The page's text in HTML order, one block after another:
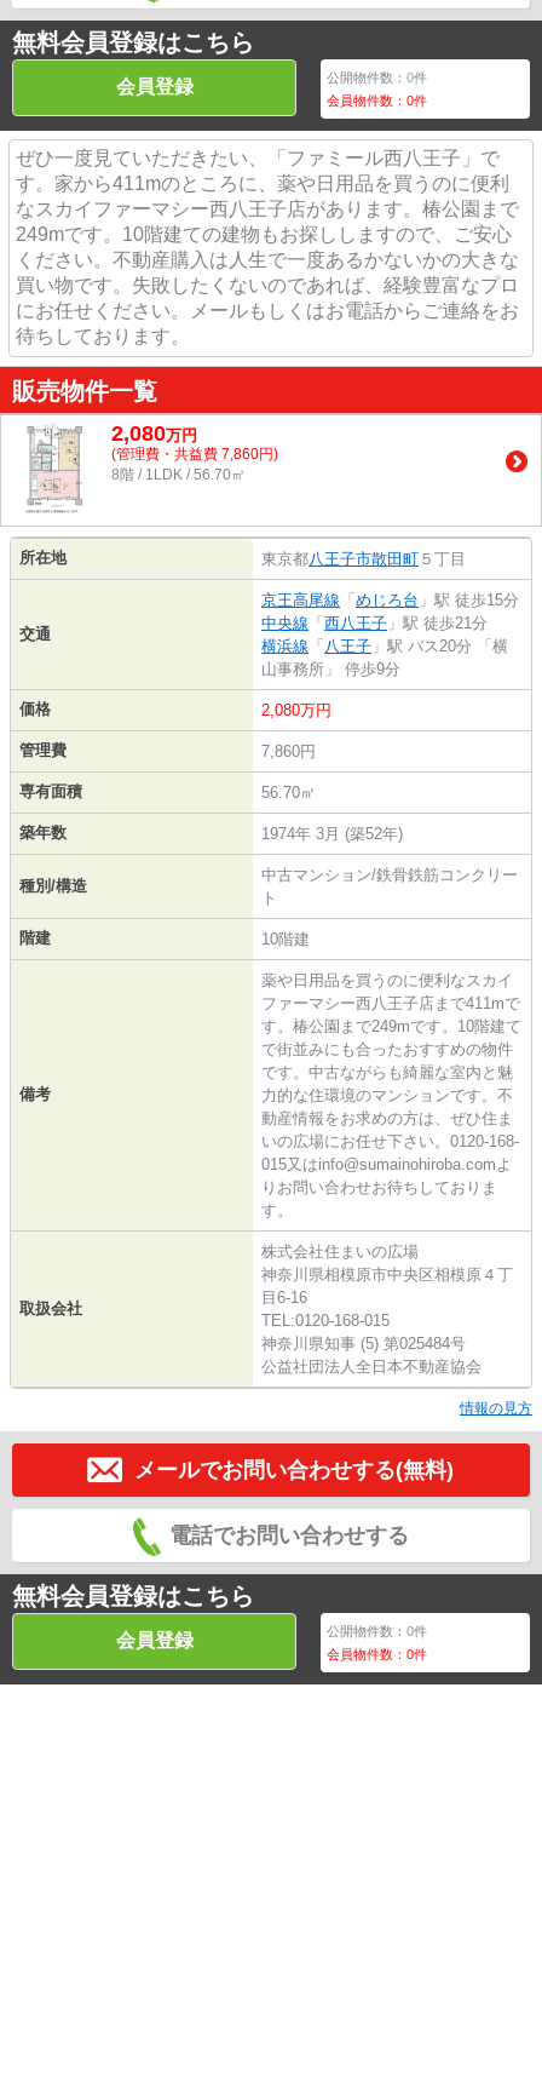
無料会員登録はこちら
会員登録 公開物件数：0件
会員物件数：0件
ぜひ一度見ていただきたい、「ファミール西八王子」で
す。家から411mのところに、薬や日用品を買うのに便利
なスカイファーマシー西八王子店があります。椿公園まで
249mです。10階建ての建物もお探ししますので、ご安心
ください。不動産購入は人生で一度あるかないかの大きな
買い物です。失敗したくないのであれば、経験豊富なプロ
にお任せください。メールもしくはお電話からご連絡をお
待ちしております。
販売物件一覧
2,080万円
(管理費・共益費 7,860円)
8階 / 1LDK / 56.70㎡
所在地 東京都八王子市散田町 ５丁目
交通
京王高尾線 「 めじろ台 」駅 徒歩15分
中央線 「 西八王子 」駅 徒歩21分
横浜線 「 八王子 」駅 バス20分 「横
山事務所」 停歩9分
価格 2,080万円
管理費 7,860円
専有面積 56.70㎡
築年数 1974年 3月 (築52年)
種別/構造
中古マンション/鉄骨鉄筋コンクリー
ト
階建 10階建
備考
薬や日用品を買うのに便利なスカイ
ファーマシー西八王子店まで411mで
す。椿公園まで249mです。10階建て
で街並みにも合ったおすすめの物件
です。中古ながらも綺麗な室内と魅
力的な住環境のマンションです。不
動産情報をお求めの方は、ぜひ住ま
いの広場にお任せ下さい。0120-168-
015又はinfo@sumainohiroba.comよ
りお問い合わせお待ちしておりま
す。
取扱会社
株式会社住まいの広場
神奈川県相模原市中央区相模原４丁
目6-16
TEL:0120-168-015
神奈川県知事 (5) 第025484号
公益社団法人全日本不動産協会
情報の見方
メールでお問い合わせする(無料)
電話でお問い合わせする
無料会員登録はこちら
会員登録 公開物件数：0件
会員物件数：0件